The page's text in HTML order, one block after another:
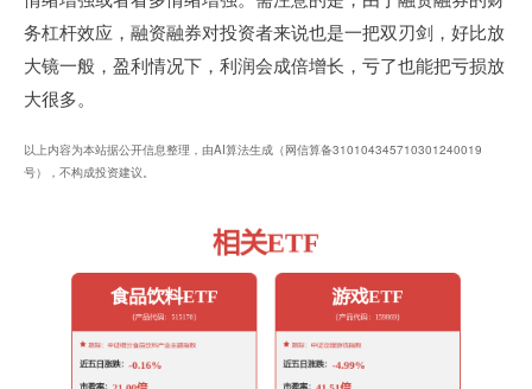
务杠杆效应，融资融券对投资者来说也是一把双刃剑，好比放
大镜一般，盈利情况下，利润会成倍增长，亏了也能把亏损放
大很多。
以上内容为本站据公开信息整理，由AI算法生成（网信算备310104345710301240019
号），不构成投资建议。